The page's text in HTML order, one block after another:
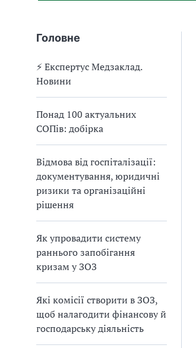
Головне
⚡️ Експертус Медзаклад.
Новини
Понад 100 актуальних
СОПів: добірка
Відмова від госпіталізації:
документування, юридичні
ризики та організаційні
рішення
Як упровадити систему
раннього запобігання
кризам у ЗОЗ
Які комісії створити в ЗОЗ,
щоб налагодити фінансову й
господарську діяльність